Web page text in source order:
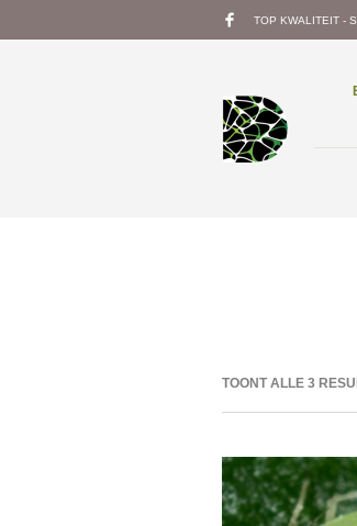
TOP KWALITEIT -
TOONT ALLE 3